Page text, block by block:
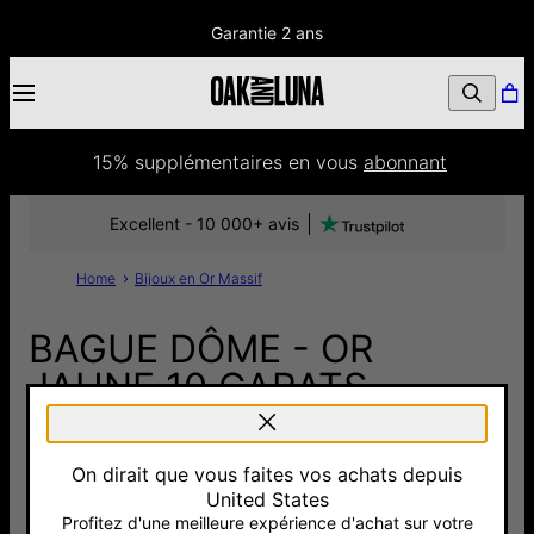
Garantie 2 ans
15% supplémentaires en vous abonnant
Home Bijoux en Or Massif
BAGUE DÔME - OR
JAUNE 10 CARATS
885 €
Pay with Klarna
Excellent - 10 000+ avis
On dirait que vous faites vos achats depuis
United States
Profitez d'une meilleure expérience d'achat sur votre